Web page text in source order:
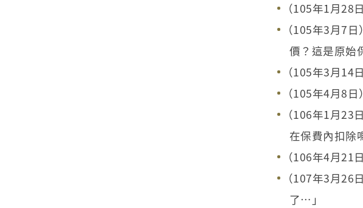
（105年1月28
（105年3月7
價？這是原始
（105年3月
（105年4月8
（106年1月
在保費內扣除
（106年4月21
（107年3月
了…」